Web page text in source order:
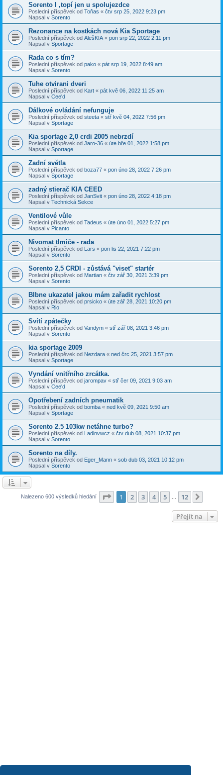
Sorento I ,topí jen u spolujezdce
Poslední příspěvek od Toňas « čtv srp 25, 2022 9:23 pm
Napsal v Sorento
Rezonance na kostkách nová Kia Sportage
Poslední příspěvek od AlešKIA « pon srp 22, 2022 2:11 pm
Napsal v Sportage
Rada co s tím?
Poslední příspěvek od pako « pát srp 19, 2022 8:49 am
Napsal v Sorento
Tuhe otvirani dveri
Poslední příspěvek od Kart « pát kvě 06, 2022 11:25 am
Napsal v Cee'd
Dálkové ovládání nefunguje
Poslední příspěvek od steeta « stř kvě 04, 2022 7:56 pm
Napsal v Sportage
Kia sportage 2,0 crdi 2005 nebrzdí
Poslední příspěvek od Jaro-36 « úte bře 01, 2022 1:58 pm
Napsal v Sportage
Zadní světla
Poslední příspěvek od boza77 « pon úno 28, 2022 7:26 pm
Napsal v Sportage
zadný stierač KIA CEED
Poslední příspěvek od JanSvit « pon úno 28, 2022 4:18 pm
Napsal v Technická Sekce
Ventilové vůle
Poslední příspěvek od Tadeus « úte úno 01, 2022 5:27 pm
Napsal v Picanto
Nivomat tlmiče - rada
Poslední příspěvek od Lars « pon lis 22, 2021 7:22 pm
Napsal v Sorento
Sorento 2,5 CRDI - zůstává "viset" startér
Poslední příspěvek od Martian « čtv zář 30, 2021 3:39 pm
Napsal v Sorento
Blbne ukazatel jakou mám zařadit rychlost
Poslední příspěvek od prsicko « úte zář 28, 2021 10:20 pm
Napsal v Rio
Svítí zpátečky
Poslední příspěvek od Vandym « stř zář 08, 2021 3:46 pm
Napsal v Sorento
kia sportage 2009
Poslední příspěvek od Nezdara « ned črc 25, 2021 3:57 pm
Napsal v Sportage
Vyndání vnitřního zrcátka.
Poslední příspěvek od jarompav « stř čer 09, 2021 9:03 am
Napsal v Cee'd
Opotřebení zadních pneumatik
Poslední příspěvek od bomba « ned kvě 09, 2021 9:50 am
Napsal v Sportage
Sorento 2.5 103kw netáhne turbo?
Poslední příspěvek od Ladinvwcz « čtv dub 08, 2021 10:37 pm
Napsal v Sorento
Sorento na díly.
Poslední příspěvek od Eger_Mann « sob dub 03, 2021 10:12 pm
Napsal v Sorento
Nalezeno 600 výsledků hledání Stránka z 12
1 2 3 4 5 12
Přejít na